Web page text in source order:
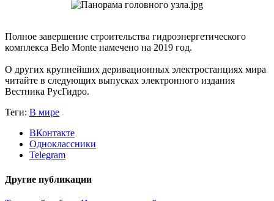
Полное завершение строительства гидроэнергетического
комплекса Belo Monte намечено на 2019 год.
О других крупнейших деривационных электростанциях мира
читайте в следующих выпусках электронного издания
Вестника РусГидро.
Теги: В мире
ВКонтакте
Одноклассники
Telegram
Другие публикации